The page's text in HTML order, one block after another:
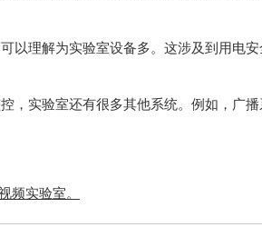
解为实验室设备多。这涉及到用电安
控，实验室还有很多其他系统。例如
实验室。